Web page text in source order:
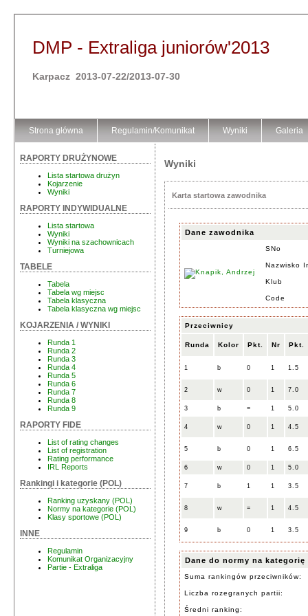
DMP - Extraliga juniorów'2013
Karpacz 2013-07-22/2013-07-30
Strona główna Regulamin/Komunikat Wyniki Galeria
RAPORTY DRUŻYNOWE
Lista startowa drużyn
Kojarzenie
Wyniki
RAPORTY INDYWIDUALNE
Lista startowa
Wyniki
Wyniki na szachownicach
Turniejowa
TABELE
Tabela
Tabela wg miejsc
Tabela klasyczna
Tabela klasyczna wg miejsc
KOJARZENIA / WYNIKI
Runda 1
Runda 2
Runda 3
Runda 4
Runda 5
Runda 6
Runda 7
Runda 8
Runda 9
RAPORTY FIDE
List of rating changes
List of registration
Rating performance
IRL Reports
Rankingi i kategorie (POL)
Ranking uzyskany (POL)
Normy na kategorie (POL)
Klasy sportowe (POL)
INNE
Regulamin
Komunikat Organizacyjny
Partie - Extraliga
Wyniki
Karta startowa zawodnika
Dane zawodnika
SNo
Nazwisko
Klub
Code
Przeciwnicy
Runda Kolor Pkt. Nr Pkt.
1 b 0 1 1.5
2 w 0 1 7.0
3 b = 1 5.0
4 w 0 1 4.5
5 b 0 1 6.5
6 w 0 1 5.0
7 b 1 1 3.5
8 w = 1 4.5
9 b 0 1 3.5
Dane do normy na kategorię
Suma rankingów przeciwników:
Liczba rozegranych partii:
Średni ranking: